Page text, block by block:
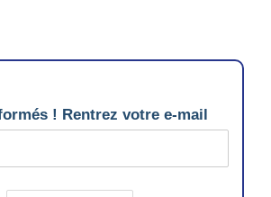
! Rentrez votre e-mail